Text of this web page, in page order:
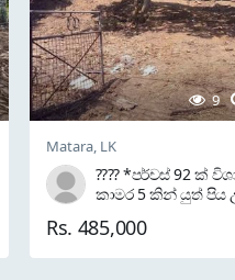
9
Matara, LK
???? *පර්චස් 92 ක්
කාමර 5 කින් යුත් පිය
කර්මාන්තය සඳහා
✅ බුටික් හෝටලයක්,
Rs. 485,000